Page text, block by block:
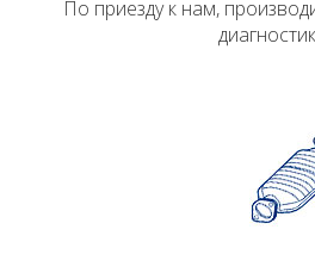
По приезду к нам,